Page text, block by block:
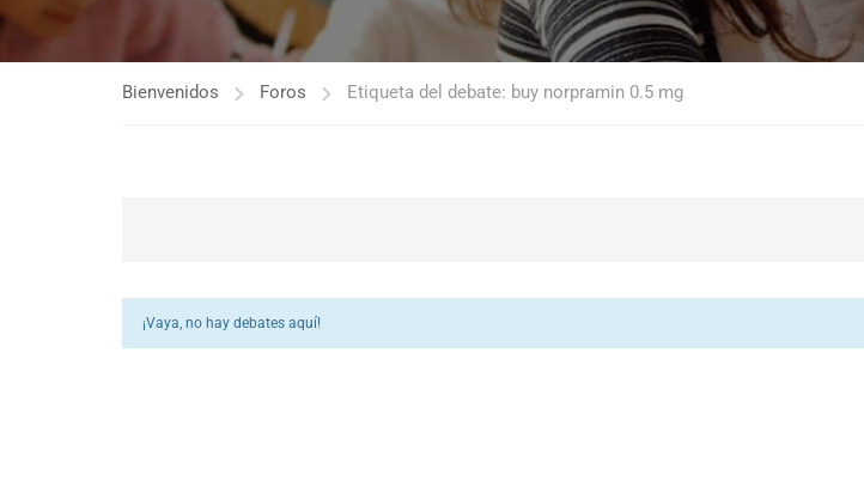
Bienvenidos Foros Etiqueta del debate: buy norpramin 0.5 mg
¡Vaya, no hay debates aquí!